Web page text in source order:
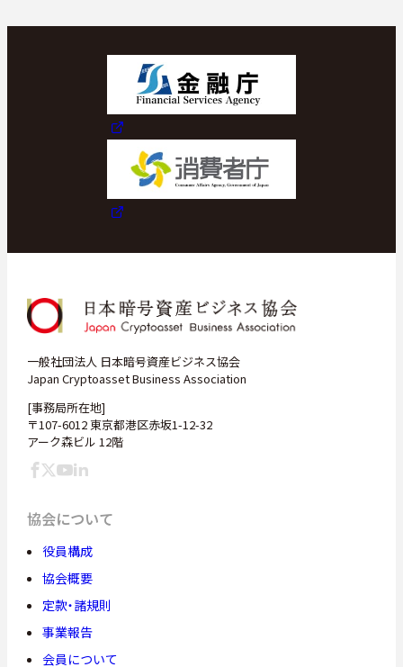
一般社団法人 日本暗号資産ビジネス協会
Japan Cryptoasset Business Association
[事務局所在地]
〒107-6012 東京都港区赤坂1-12-32
アーク森ビル 12階
協会について
役員構成
協会概要
定款・諸規則
事業報告
会員について